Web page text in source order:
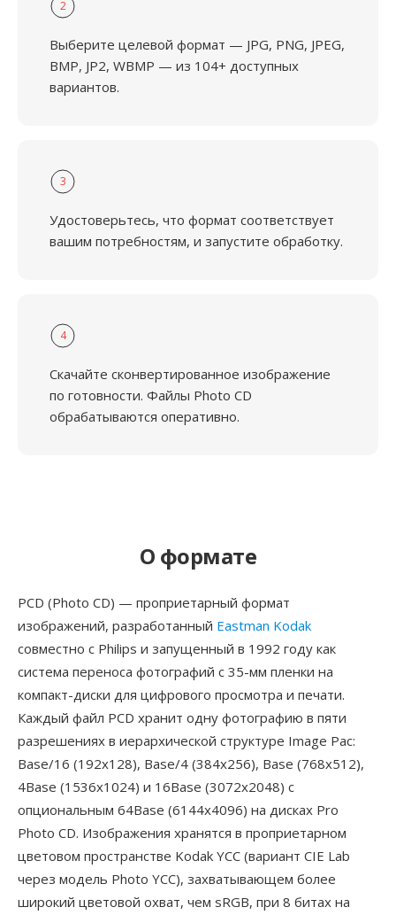
2
Выберите целевой формат — JPG, PNG, JPEG,
BMP, JP2, WBMP — из 104+ доступных
вариантов.
3
Удостоверьтесь, что формат соответствует
вашим потребностям, и запустите обработку.
4
Скачайте сконвертированное изображение
по готовности. Файлы Photo CD
обрабатываются оперативно.
О формате
PCD (Photo CD) — проприетарный формат
изображений, разработанный Eastman Kodak
совместно с Philips и запущенный в 1992 году как
система переноса фотографий с 35-мм пленки на
компакт-диски для цифрового просмотра и печати.
Каждый файл PCD хранит одну фотографию в пяти
разрешениях в иерархической структуре Image Pac:
Base/16 (192x128), Base/4 (384x256), Base (768x512),
4Base (1536x1024) и 16Base (3072x2048) с
опциональным 64Base (6144x4096) на дисках Pro
Photo CD. Изображения хранятся в проприетарном
цветовом пространстве Kodak YCC (вариант CIE Lab
через модель Photo YCC), захватывающем более
широкий цветовой охват, чем sRGB, при 8 битах на